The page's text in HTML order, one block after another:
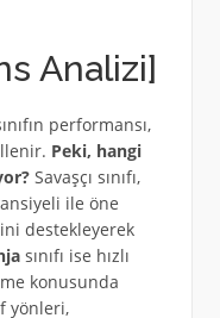
Analizi]
performansı,
Peki, hangi
Savaşçı sınıfı,
ile öne
destekleyerek
sınıfı ise hızlı
konusunda
yönleri,